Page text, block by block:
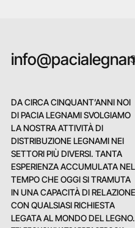
DA CIRCA CINQUANT’ANNI NOI
DI PACIA LEGNAMI SVOLGIAMO
LA NOSTRA ATTIVITÀ DI
DISTRIBUZIONE LEGNAMI NEI
SETTORI PIÙ DIVERSI. TANTA
ESPERIENZA ACCUMULATA NEL
TEMPO CHE OGGI SI TRAMUTA
IN UNA CAPACITÀ DI RELAZIONE
CON QUALSIASI RICHIESTA
LEGATA AL MONDO DEL LEGNO.